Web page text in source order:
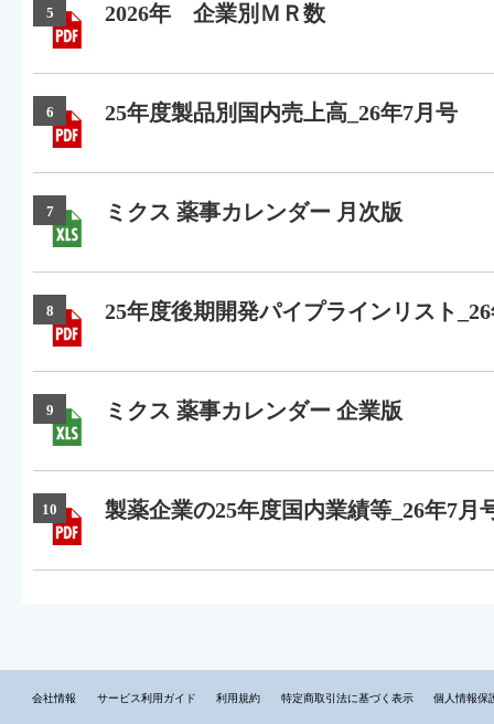
5 2026年 企業別ＭＲ数
6 25年度製品別国内売上高_26年7月号
7 ミクス 薬事カレンダー 月次版
8 25年度後期開発パイプラインリスト
9 ミクス 薬事カレンダー 企業版
10 製薬企業の25年度国内業績等_26年7月
会社情報 サービス利用ガイド 利用規約 特定商取引法に基づく表示 個人情報保